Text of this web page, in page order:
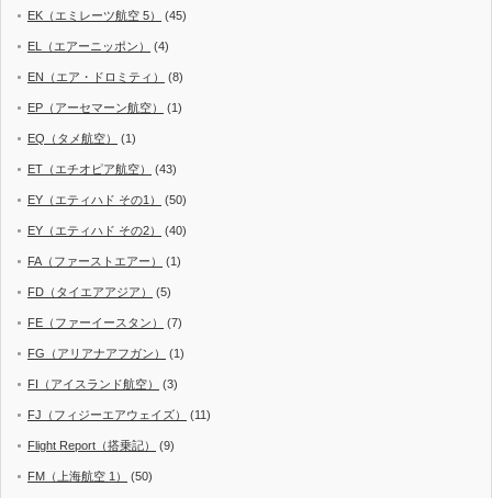
EK（エミレーツ航空 5） (45)
EL（エアーニッポン） (4)
EN（エア・ドロミティ） (8)
EP（アーセマーン航空） (1)
EQ（タメ航空） (1)
ET（エチオピア航空） (43)
EY（エティハド その1） (50)
EY（エティハド その2） (40)
FA（ファーストエアー） (1)
FD（タイエアアジア） (5)
FE（ファーイースタン） (7)
FG（アリアナアフガン） (1)
FI（アイスランド航空） (3)
FJ（フィジーエアウェイズ） (11)
Flight Report（搭乗記） (9)
FM（上海航空 1） (50)